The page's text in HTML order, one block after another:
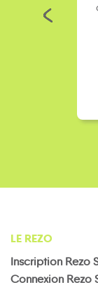
LE REZO
Inscription Rezo
Connexion Rezo